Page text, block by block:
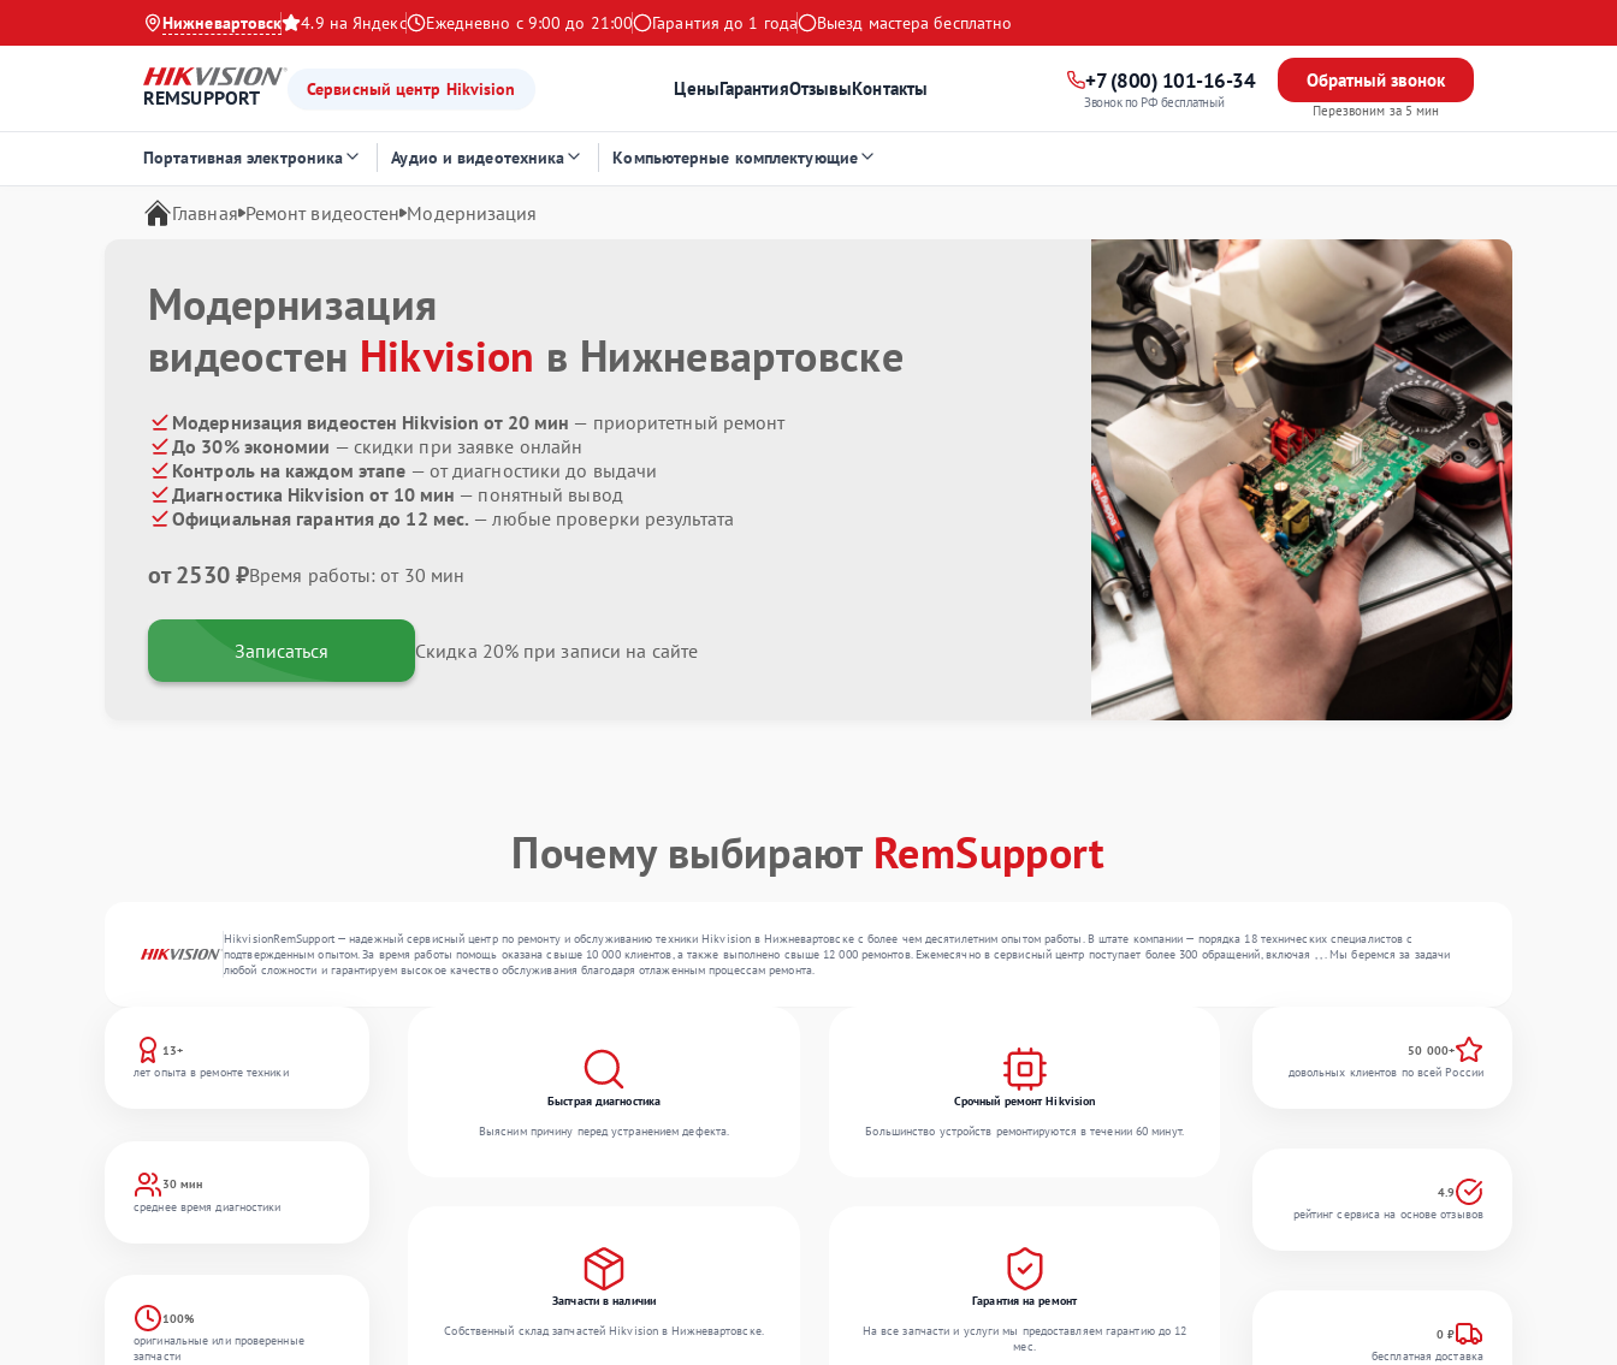
Нижневартовск 4.9 на Яндекс Ежедневно с 9:00 до 21:00 Гарантия до 1 года Выезд мастера бесплатно
REMSUPPORT Сервисный центр Hikvision ЦеныГарантияОтзывыКонтакты +7 (800) 101-16-34
Звонок по РФ бесплатный
Обратный звонок
Перезвоним за 5 мин
Портативная электроника Аудио и видеотехника Компьютерные комплектующие
Главная Ремонт видеостен Модернизация
Модернизация
видеостен Hikvision в Нижневартовске
Модернизация видеостен Hikvision от 20 мин — приоритетный ремонт
До 30% экономии — скидки при заявке онлайн
Контроль на каждом этапе — от диагностики до выдачи
Диагностика Hikvision от 10 мин — понятный вывод
Официальная гарантия до 12 мес. — любые проверки результата
от 2530 ₽Время работы: от 30 мин
Записаться Скидка 20% при записи на сайте
Почему выбирают RemSupport
HikvisionRemSupport — надежный сервисный центр по ремонту и обслуживанию техники Hikvision в Нижневартовске с более чем десятилетним опытом работы. В штате компании — порядка 18 технических специалистов с
подтвержденным опытом. За время работы помощь оказана свыше 10 000 клиентов, а также выполнено свыше 12 000 ремонтов. Ежемесячно в сервисный центр поступает более 300 обращений, включая , , . Мы беремся за задачи
любой сложности и гарантируем высокое качество обслуживания благодаря отлаженным процессам ремонта.
13+
лет опыта в ремонте техники
30 мин
среднее время диагностики
100%
оригинальные или проверенные
запчасти
Быстрая диагностика
Выясним причину перед устранением дефекта.
Срочный ремонт Hikvision
Большинство устройств ремонтируются в течении 60 минут.
Запчасти в наличии
Собственный склад запчастей Hikvision в Нижневартовске.
Гарантия на ремонт
На все запчасти и услуги мы предоставляем гарантию до 12
мес.
50 000+
довольных клиентов по всей России
4.9
рейтинг сервиса на основе отзывов
0 ₽
бесплатная доставка